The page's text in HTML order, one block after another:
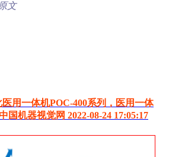
文
用一体机POC-400系列，医用一体
国机器视觉网 2022-08-24 17:05:17